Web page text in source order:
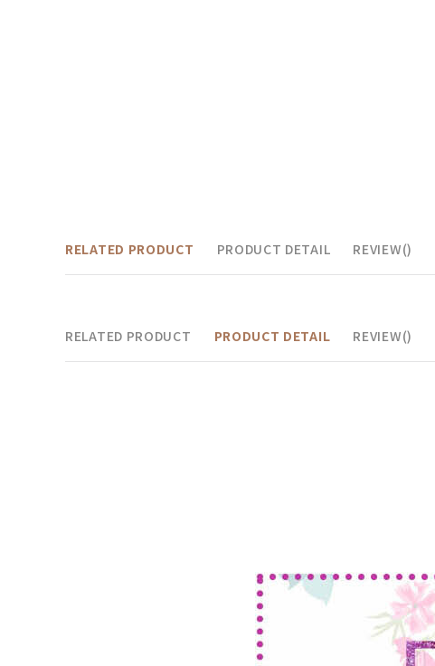
RELATED PRODUCT PRODUCT DETAIL REVIEW()
RELATED PRODUCT PRODUCT DETAIL REVIEW()